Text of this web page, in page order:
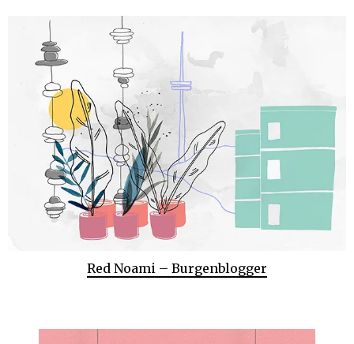
Red Noami – Burgenblogger